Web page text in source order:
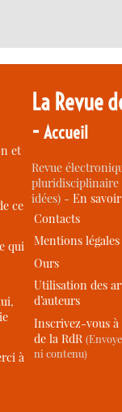
et
ce
qui
à
La Revue
-Accueil
Revue
idées) -En
Contacts
Mentions légales
Ours
Utilisation des
d’auteurs
Inscrivez-vous
de la RdR
ni contenu)